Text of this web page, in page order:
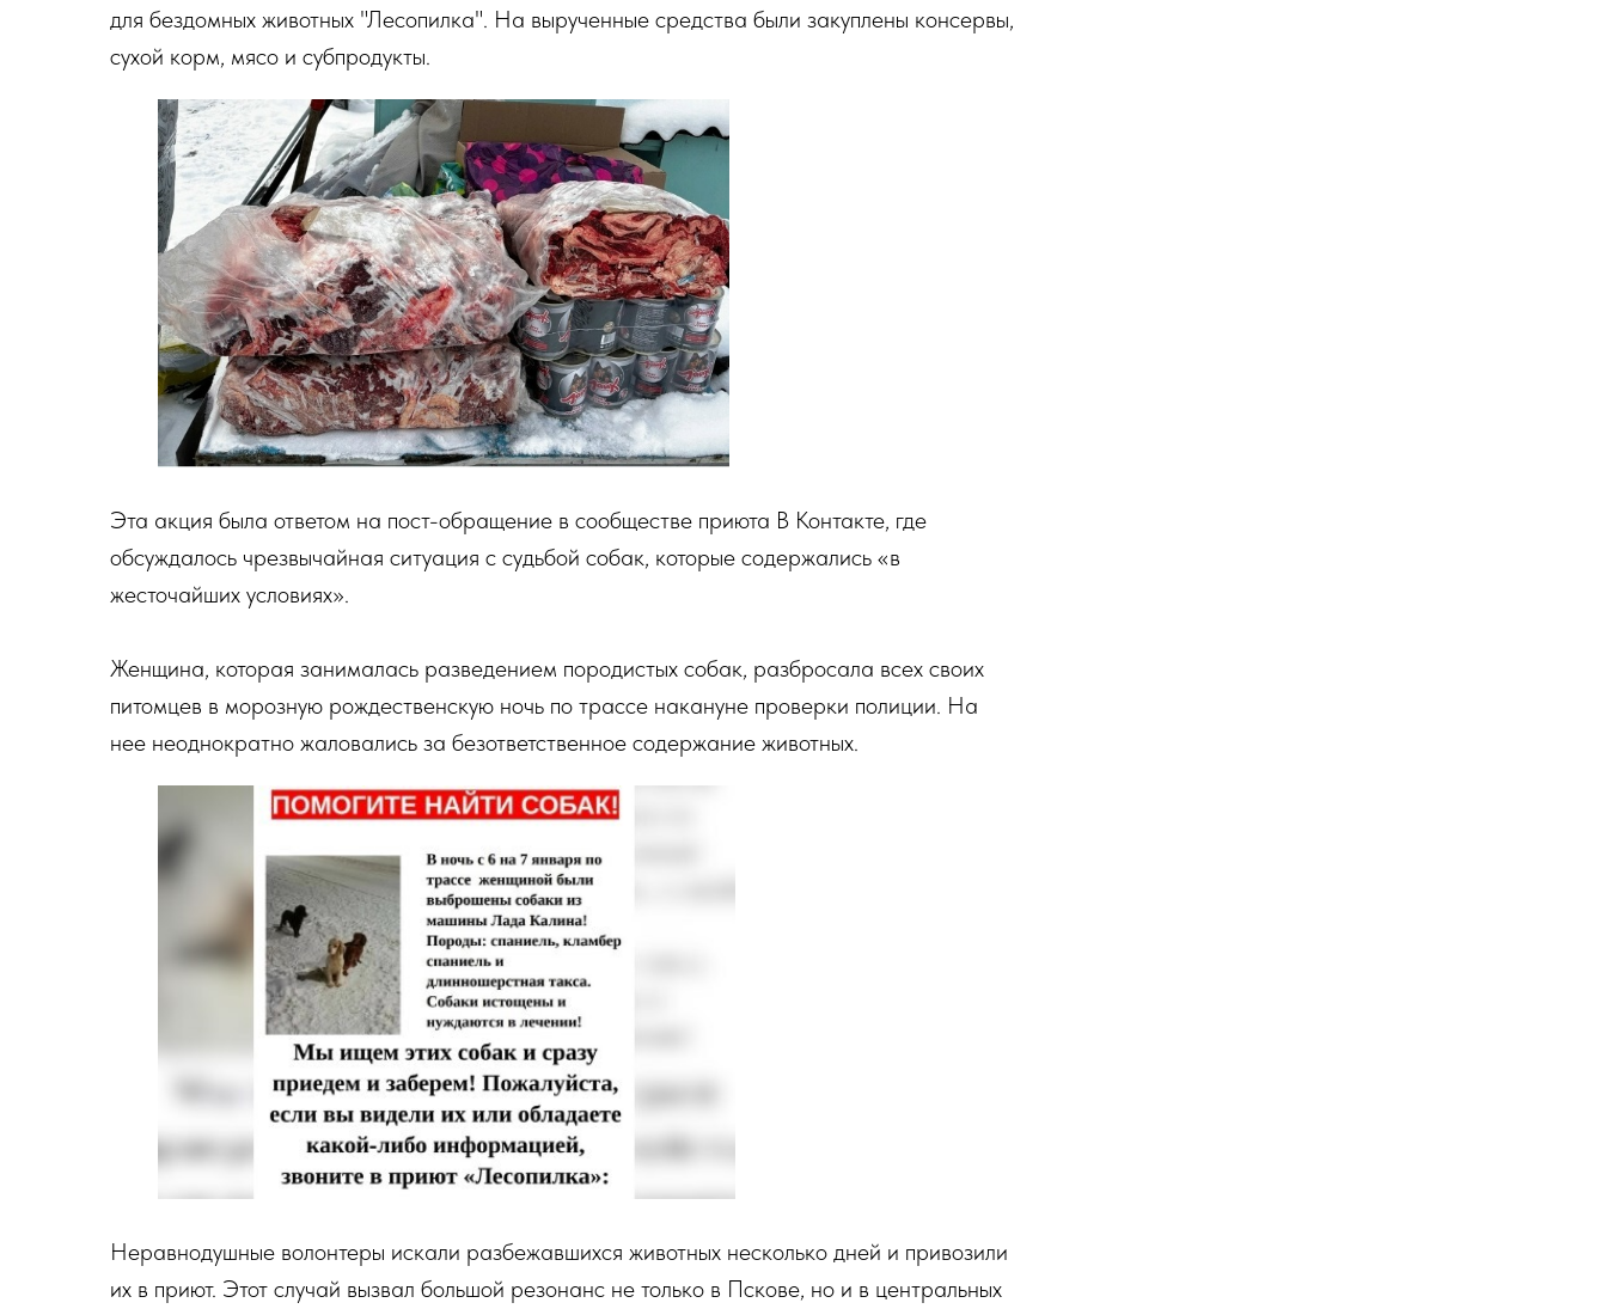
для бездомных животных "Лесопилка". На вырученные средства были закуплены консервы,
сухой корм, мясо и субпродукты.
Эта акция была ответом на пост-обращение в сообществе приюта В Контакте, где
обсуждалось чрезвычайная ситуация с судьбой собак, которые содержались «в
жесточайших условиях».
Женщина, которая занималась разведением породистых собак, разбросала всех своих
питомцев в морозную рождественскую ночь по трассе накануне проверки полиции. На
нее неоднократно жаловались за безответственное содержание животных.
Неравнодушные волонтеры искали разбежавшихся животных несколько дней и привозили
их в приют. Этот случай вызвал большой резонанс не только в Пскове, но и в центральных